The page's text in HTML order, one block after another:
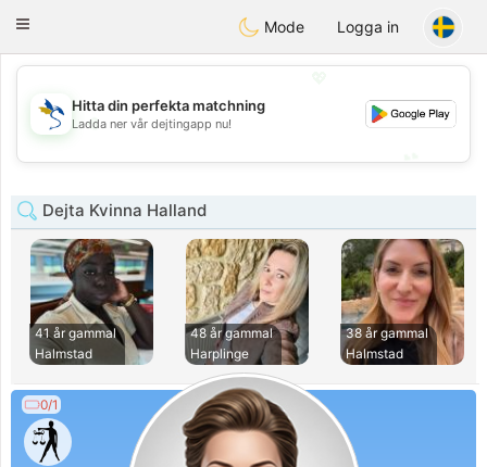
SvenskaDating
Toggle
Mode Logga in
💖
💕
Hitta din perfekta matchning
Ladda ner vår dejtingapp nu!
Dejta Kvinna Halland
41 år gammal
Halmstad
48 år gammal
Harplinge
38 år gammal
Halmstad
0/1